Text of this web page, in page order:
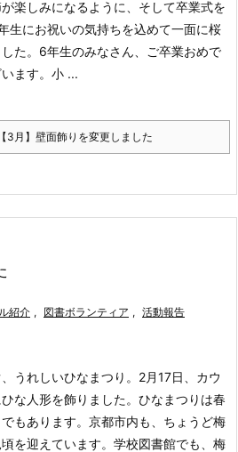
楽しみになるように、そして卒業式を
生にお祝いの気持ちを込めて一面に桜
た。 6年生のみなさん、ご卒業おめで
ます。 小 ...
3月】壁面飾りを変更しました
紹介 , 図書ボランティア , 活動報告
うれしいひなまつり。 2月17日、カウ
な人形を飾りました。 ひなまつりは春
もあります。 京都市内も、ちょうど梅
を迎えています。 学校図書館でも、梅